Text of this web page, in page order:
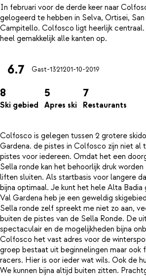
In februari voor de derde keer naar
gelogeerd te hebben in Selva, Ortisei, San
Campitello. Colfosco ligt heerlijk centraal.
6.7 Gast-1321201-10-2019
8
Ski gebied
5
Apres ski
7
Restaurants
Colfosco is gelegen tussen 2 grotere
Gardena. de pistes in Colfosco zijn niet al
pistes voor iedereen. Omdat het een
Sella ronde kan het behoorlijk druk
liften sluiten. Als startbasis voor langere
bijna optimaal. Je kunt het hele Alta Badia
Val Gardena heb je een geweldig
Sella ronde zelf spreekt me niet zo aan,
buiten de pistes van de Sella Ronde. De
spectaculair en de mogelijkheden bijna
Colfosco het vast adres voor de
groep bestaat uit beginnelingen maar ook
racers. Hier is oor ieder wat wils. Ook de
We kunnen bijna altijd buiten zitten.